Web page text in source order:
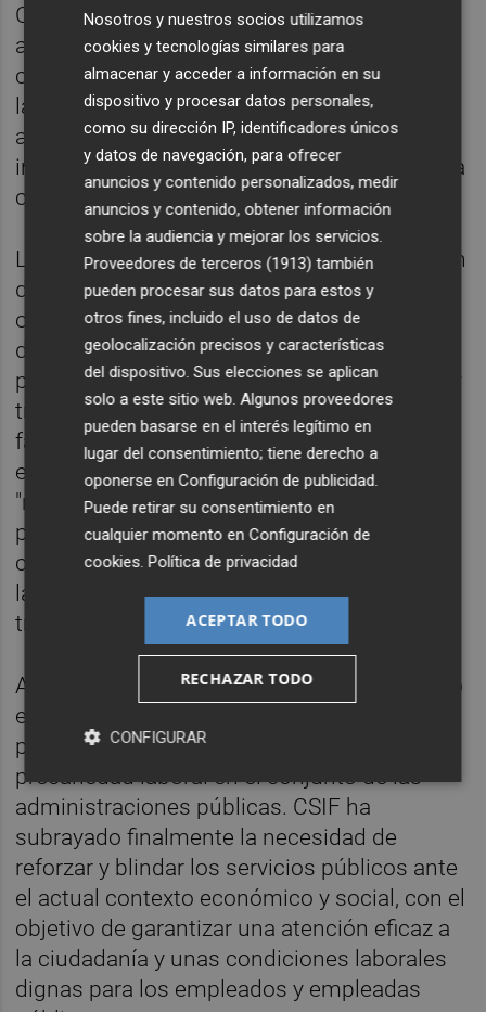
CSIF ha reiterado además su rechazo a la
actual Oferta de Empleo Público al
considerarla "insuficiente para responder a
las necesidades reales de las
administraciones, ya que no contempla un
incremento adecuado de efectivos y limita la
capacidad de reforzar servicios esenciales".
La organización sindical ha alertado también
de la situación que atraviesan numerosas
oficinas administrativas debido al proceso
de regularización de migrantes, "con
plantillas desbordadas, saturación de citas y
trámites, problemas técnicos y una evidente
falta de recursos humanos y materiales". En
este sentido, CSIF ha reclamado al Gobierno
"refuerzos urgentes de personal y medios
para garantizar tanto la atención a la
ciudadanía como unas condiciones
laborales adecuadas para los/as
trabajadores públicos".
Asimismo, el sindicato ha defendido empleo
estable y de calidad, mejoras en la jubilación
parcial y medidas dirigidas a reducir la
precariedad laboral en el conjunto de las
administraciones públicas. CSIF ha
subrayado finalmente la necesidad de
reforzar y blindar los servicios públicos ante
el actual contexto económico y social, con el
objetivo de garantizar una atención eficaz a
la ciudadanía y unas condiciones laborales
dignas para los empleados y empleadas
Nosotros y nuestros socios utilizamos
cookies y tecnologías similares para
almacenar y acceder a información en su
dispositivo y procesar datos personales,
como su dirección IP, identificadores únicos
y datos de navegación, para ofrecer
anuncios y contenido personalizados, medir
anuncios y contenido, obtener información
sobre la audiencia y mejorar los servicios.
Proveedores de terceros (1913) también
pueden procesar sus datos para estos y
otros fines, incluido el uso de datos de
geolocalización precisos y características
del dispositivo. Sus elecciones se aplican
solo a este sitio web. Algunos proveedores
pueden basarse en el interés legítimo en
lugar del consentimiento; tiene derecho a
oponerse enConfiguración de publicidad.
Puede retirar su consentimiento en
cualquier momento enConfiguración de
cookies.Política de privacidad
ACEPTAR TODO
RECHAZAR TODO
CONFIGURAR